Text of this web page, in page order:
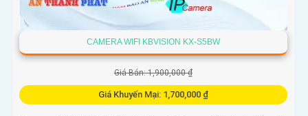
CAMERA WIFI KBVISION KX-S5BW
Giá Bán: 1,900,000 ₫
Giá Khuyến Mại: 1,700,000 ₫